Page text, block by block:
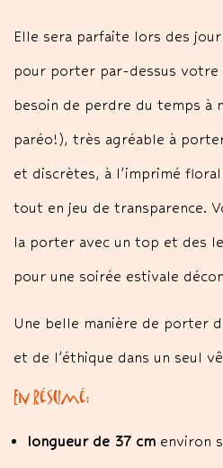
Elle sera parfaite lors des
pour porter par-dessus votre
besoin de perdre du temps à
paréo!), très agréable à
et discrètes, à l’imprimé
tout en jeu de transparence.
la porter avec un top et des
pour une soirée estivale
Une belle manière de porter
et de l’éthique dans un seul
En résumé:
longueur de 37 cm environ